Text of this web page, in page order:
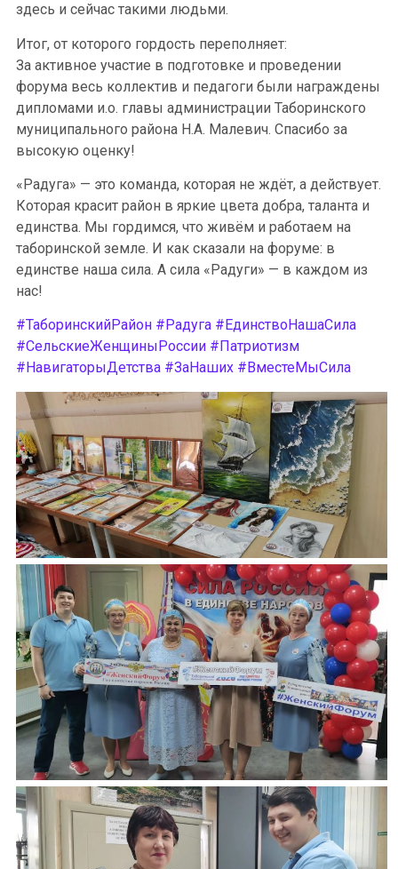
здесь и сейчас такими людьми.
Итог, от которого гордость переполняет:
За активное участие в подготовке и проведении
форума весь коллектив и педагоги были награждены
дипломами и.о. главы администрации Таборинского
муниципального района Н.А. Малевич. Спасибо за
высокую оценку!
«Радуга» — это команда, которая не ждёт, а действует.
Которая красит район в яркие цвета добра, таланта и
единства. Мы гордимся, что живём и работаем на
таборинской земле. И как сказали на форуме: в
единстве наша сила. А сила «Радуги» — в каждом из
нас!
#ТаборинскийРайон #Радуга #ЕдинствоНашаСила
#СельскиеЖенщиныРоссии #Патриотизм
#НавигаторыДетства #ЗаНаших #ВместеМыСила